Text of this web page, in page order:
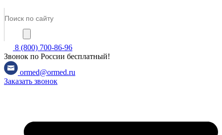
8 (800) 700-86-96
Звонок по России бесплатный!
ormed@ormed.ru
Заказать звонок